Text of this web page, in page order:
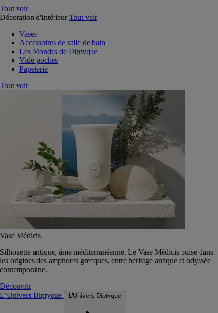
Tout voir
Décoration d'Intérieur Tout voir
Vases
Accessoires de salle de bain
Les Mondes de Diptyque
Vide-poches
Papeterie
Tout voir
Vase Médicis
Silhouette antique, âme méditerranéenne. Le Vase Médicis puise dans
les origines des amphores grecques, entre héritage antique et odyssée
contemporaine.
Découvrir
L’Univers Diptyque
L’Univers Diptyque